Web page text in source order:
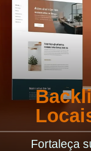
Fortaleça